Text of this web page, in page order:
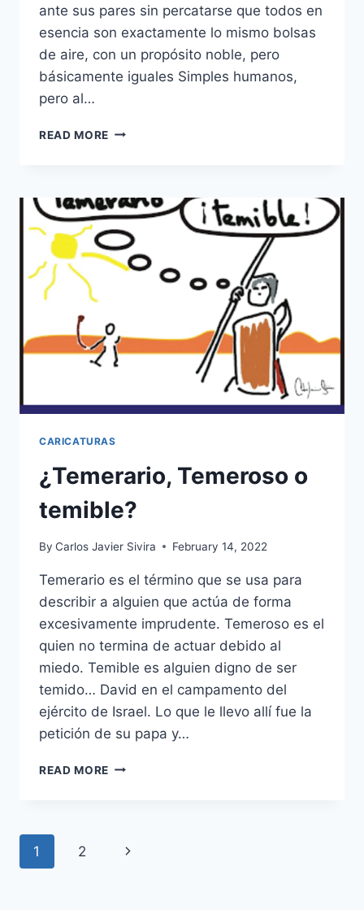
ante sus pares sin percatarse que todos en
esencia son exactamente lo mismo bolsas
de aire, con un propósito noble, pero
básicamente iguales Simples humanos,
pero al…
READ MORE INFLADOS
CARICATURAS
¿Temerario, Temeroso o
temible?
By Carlos Javier Sivira February 14, 2022
Temerario es el término que se usa para
describir a alguien que actúa de forma
excesivamente imprudente. Temeroso es el
quien no termina de actuar debido al
miedo. Temible es alguien digno de ser
temido… David en el campamento del
ejército de Israel. Lo que le llevo allí fue la
petición de su papa y…
READ MORE ¿TEMERARIO,
Page
1 2
Next